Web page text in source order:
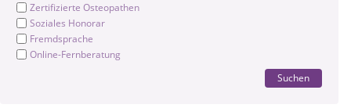
Zertifizierte Osteopathen
Soziales Honorar
Fremdsprache
Online-Fernberatung
Suchen